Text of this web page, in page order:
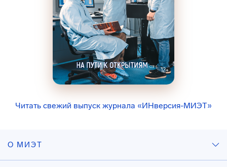
Читать свежий выпуск журнала «ИНверсия-МИЭТ»
О МИЭТ